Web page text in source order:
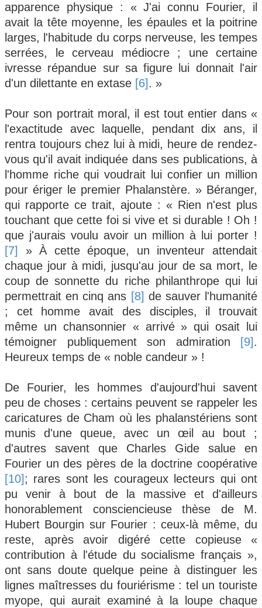
apparence physique : « J'ai connu Fourier, il
avait la tête moyenne, les épaules et la poitrine
larges, l'habitude du corps nerveuse, les tempes
serrées, le cerveau médiocre ; une certaine
ivresse répandue sur sa figure lui donnait l'air
d'un dilettante en extase [6]. »
Pour son portrait moral, il est tout entier dans «
l'exactitude avec laquelle, pendant dix ans, il
rentra toujours chez lui à midi, heure de rendez-
vous qu'il avait indiquée dans ses publications, à
l'homme riche qui voudrait lui confier un million
pour ériger le premier Phalanstère. » Béranger,
qui rapporte ce trait, ajoute : « Rien n'est plus
touchant que cette foi si vive et si durable ! Oh !
que j'aurais voulu avoir un million à lui porter !
[7]
» À cette époque, un inventeur attendait
chaque jour à midi, jusqu'au jour de sa mort, le
coup de sonnette du riche philanthrope qui lui
permettrait en cinq ans [8] de sauver l'humanité
; cet homme avait des disciples, il trouvait
même un chansonnier « arrivé » qui osait lui
témoigner publiquement son admiration
[9].
Heureux temps de « noble candeur » !
De Fourier, les hommes d'aujourd'hui savent
peu de choses : certains peuvent se rappeler les
caricatures de Cham où les phalanstériens sont
munis d'une queue, avec un œil au bout ;
d'autres savent que Charles Gide salue en
Fourier un des pères de la doctrine coopérative
[10]; rares sont les courageux lecteurs qui ont
pu venir à bout de la massive et d'ailleurs
honorablement consciencieuse thèse de M.
Hubert Bourgin sur Fourier : ceux-là même, du
reste, après avoir digéré cette copieuse «
contribution à l'étude du socialisme français »,
ont sans doute quelque peine à distinguer les
lignes maîtresses du fouriérisme : tel un touriste
myope, qui aurait examiné à la loupe chaque